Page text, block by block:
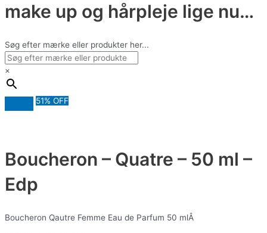
make up og hårpleje lige nu…
Søg efter mærke eller produkter her...
×
51% OFF
Boucheron – Quatre – 50 ml –
Edp
Boucheron Qautre Femme Eau de Parfum 50 mlÂ